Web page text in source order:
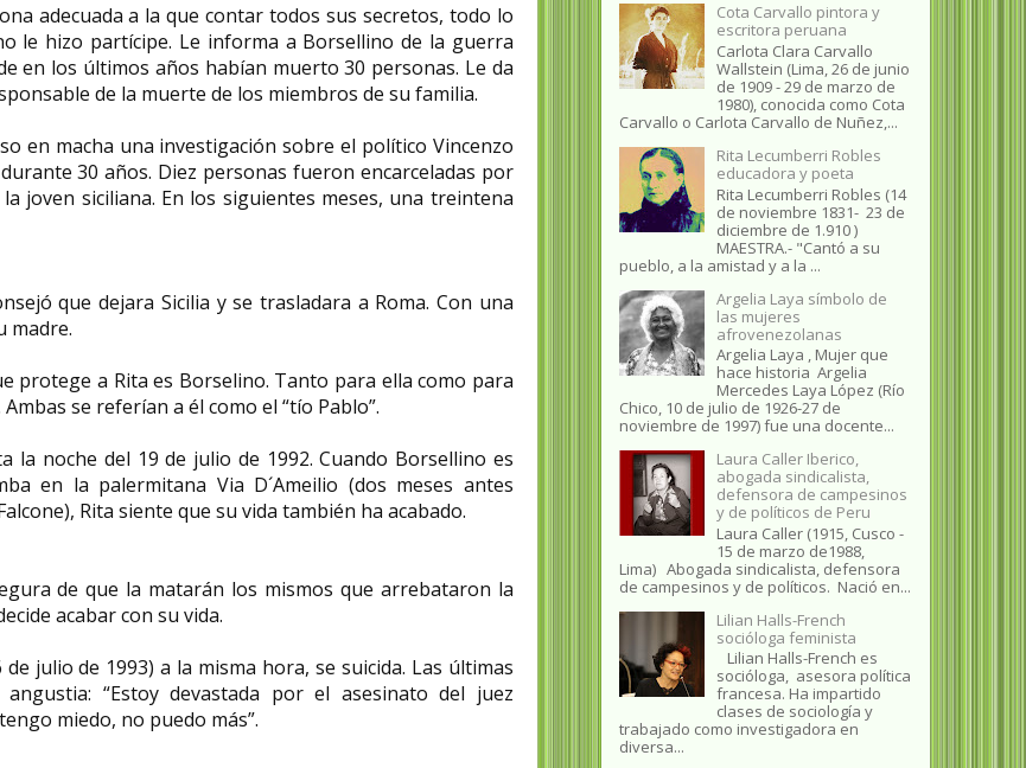
adecuada a la que contar todos sus secretos, todo lo
le hizo partícipe. Le informa a Borsellino de la guerra
en los últimos años habían muerto 30 personas. Le da
de la muerte de los miembros de su familia.
en macha una investigación sobre el político Vincenzo
30 años. Diez personas fueron encarceladas por
joven siciliana. En los siguientes meses, una treintena
que dejara Sicilia y se trasladara a Roma. Con una
madre.
protege a Rita es Borselino. Tanto para ella como para
se referían a él como el “tío Pablo”.
la noche del 19 de julio de 1992. Cuando Borsellino es
en la palermitana Via D´Ameilio (dos meses antes
Rita siente que su vida también ha acabado.
de que la matarán los mismos que arrebataron la
acabar con su vida.
julio de 1993) a la misma hora, se suicida. Las últimas
“Estoy devastada por el asesinato del juez
miedo, no puedo más”.
Cota Carvallo pintora y
escritora peruana
Carlota Clara Carvallo
Wallstein (Lima, 26 de junio
de 1909 - 29 de marzo de
1980), conocida como Cota
Carvallo o Carlota Carvallo de Nuñez,...
Rita Lecumberri Robles
educadora y poeta
Rita Lecumberri Robles (14
de noviembre 1831- 23 de
diciembre de 1.910 )
MAESTRA.- "Cantó a su
pueblo, a la amistad y a la ...
Argelia Laya símbolo de
las mujeres
afrovenezolanas
Argelia Laya , Mujer que
hace historia Argelia
Mercedes Laya López (Río
Chico, 10 de julio de 1926-27 de
noviembre de 1997) fue una docente...
Laura Caller Iberico,
abogada sindicalista,
defensora de campesinos
y de políticos de Peru
Laura Caller (1915, Cusco -
15 de marzo de1988,
Lima) Abogada sindicalista, defensora
de campesinos y de políticos. Nació en...
Lilian Halls-French
socióloga feminista
Lilian Halls-French es
socióloga, asesora política
francesa. Ha impartido
clases de sociología y
trabajado como investigadora en
diversa...